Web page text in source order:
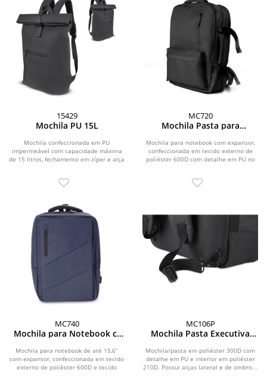
15429
Mochila PU 15L
Mochila confeccionada em PU
impermeável com capacidade máxima
de 15 litros, fechamento em zíper e alça
MC720
Mochila Pasta para
Mochila para notebook com expansor,
confeccionada em tecido externo de
poliéster 600D com detalhe em PU no
MC740
Mochila para Notebook c/
Mochila para notebook de até 15,6”
com expansor, confeccionada em tecido
externo de poliéster 600D e tecido
MC106P
Mochila Pasta Executiva
Mochila/pasta em poliéster 300D com
detalhe em PU e interior em poliéster
210D. Possui alças lateral e de ombro...